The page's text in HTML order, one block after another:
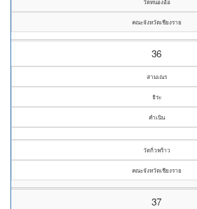
วัดหนองอ้อ
คณะจังหวัดเชียงราย
36
สามเณร
ธิระ
คำเนิน
วัดกิ่วพร้าว
คณะจังหวัดเชียงราย
37